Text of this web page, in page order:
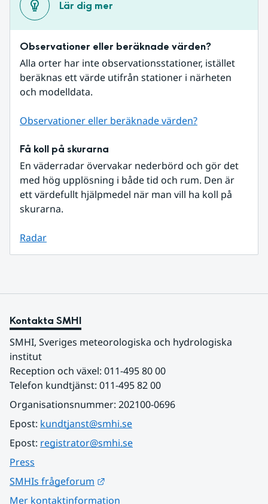
Lär dig mer
Observationer eller beräknade värden?
Alla orter har inte observationsstationer, istället
beräknas ett värde utifrån stationer i närheten
och modelldata.
Observationer eller beräknade värden?
Få koll på skurarna
En väderradar övervakar nederbörd och gör det
med hög upplösning i både tid och rum. Den är
ett värdefullt hjälpmedel när man vill ha koll på
skurarna.
Radar
Kontakta SMHI
SMHI, Sveriges meteorologiska och hydrologiska
institut
Reception och växel: 011-495 80 00
Telefon kundtjänst: 011-495 82 00
Organisationsnummer: 202100-0696
Epost: kundtjanst@smhi.se
Epost: registrator@smhi.se
Press
SMHIs frågeforum
Mer kontaktinformation